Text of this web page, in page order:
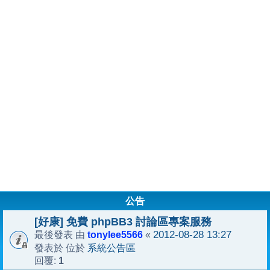
公告
[好康] 免費 phpBB3 討論區專案服務
最後發表 由 tonylee5566 « 2012-08-28 13:27
發表於 位於 系統公告區
回覆: 1